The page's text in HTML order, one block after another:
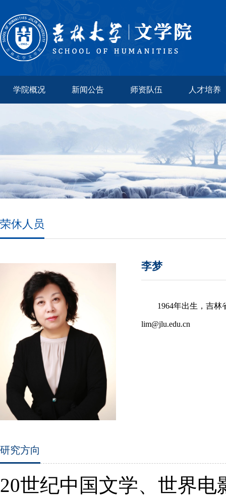
学院概况 新闻公告 师资队伍 人才培养
荣休人员
李梦
1964年出生，吉
lim@jlu.edu.cn
研究方向
20世纪中国文学、世界电